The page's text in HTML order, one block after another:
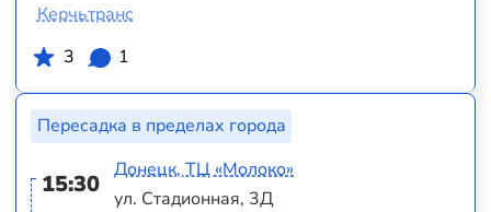
Керчьтранс
3
1
Пересадка в пределах города
15:30
Донецк, ТЦ «Молоко»
ул. Стадионная, 3Д